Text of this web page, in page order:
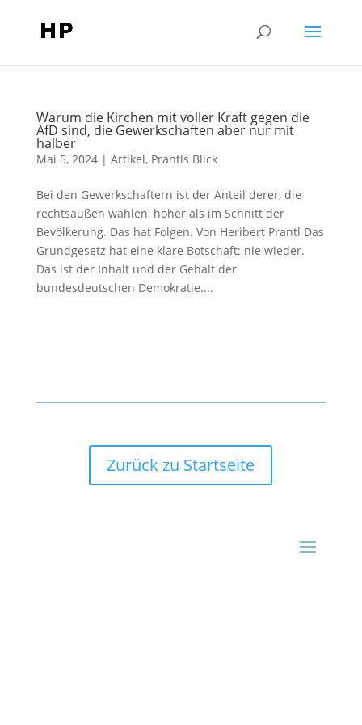
Warum die Kirchen mit voller Kraft gegen die
AfD sind, die Gewerkschaften aber nur mit
halber
Mai 5, 2024| Artikel, Prantls Blick
Bei den Gewerkschaftern ist der Anteil derer, die
rechtsaußen wählen, höher als im Schnitt der
Bevölkerung. Das hat Folgen. Von Heribert Prantl Das
Grundgesetz hat eine klare Botschaft: nie wieder.
Das ist der Inhalt und der Gehalt der
bundesdeutschen Demokratie....
Zurück zu Startseite